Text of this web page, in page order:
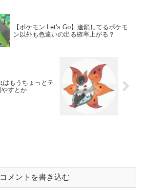
【ポケモン Let’s Go】連鎖してるポケモ
ン以外も色違いの出る確率上がる？
はもうちょっとテ
やすとか
コメントを書き込む